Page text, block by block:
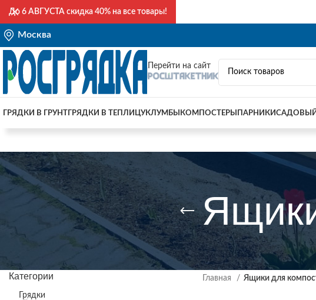
Москва
Перейти на сайт
ГРЯДКИ В ГРУНТ ГРЯДКИ В ТЕПЛИЦУКЛУМБЫ КОМПОСТЕРЫ ПАРНИКИ
Категории
Грядки
Главная Ящики для
До 6 АВГУСТА скидка 40% на все товары!